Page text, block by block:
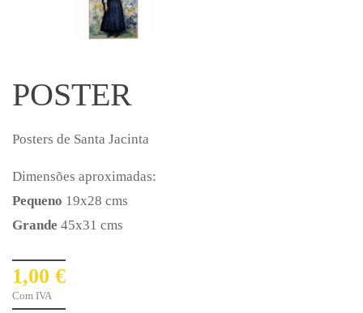
POSTER
Posters de Santa Jacinta
Dimensões aproximadas:
Pequeno 19x28 cms
Grande 45x31 cms
1,00 €
Com IVA